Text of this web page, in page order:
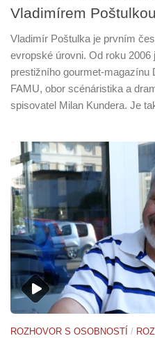
Vladimírem Poštulkou
Vladimír Poštulka je prvním
evropské úrovni. Od roku
prestižního gourmet-magazínu
FAMU, obor scénáristika a
spisovatel Milan Kundera. Je
ROZHOVOR S OSOBNOSTÍ /